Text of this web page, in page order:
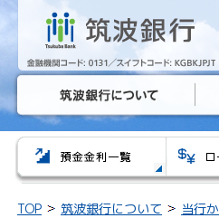
TOP 筑波銀行について 当行